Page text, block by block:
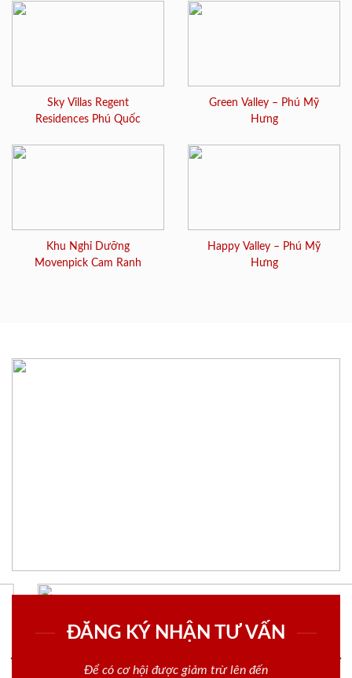
Sky Villas Regent
Residences Phú Quốc
Green Valley – Phú Mỹ
Hưng
Khu Nghỉ Dưỡng
Movenpick Cam Ranh
Happy Valley – Phú Mỹ
Hưng
ĐĂNG KÝ NHẬN TƯ VẤN
Để có cơ hội được giảm trừ lên đến